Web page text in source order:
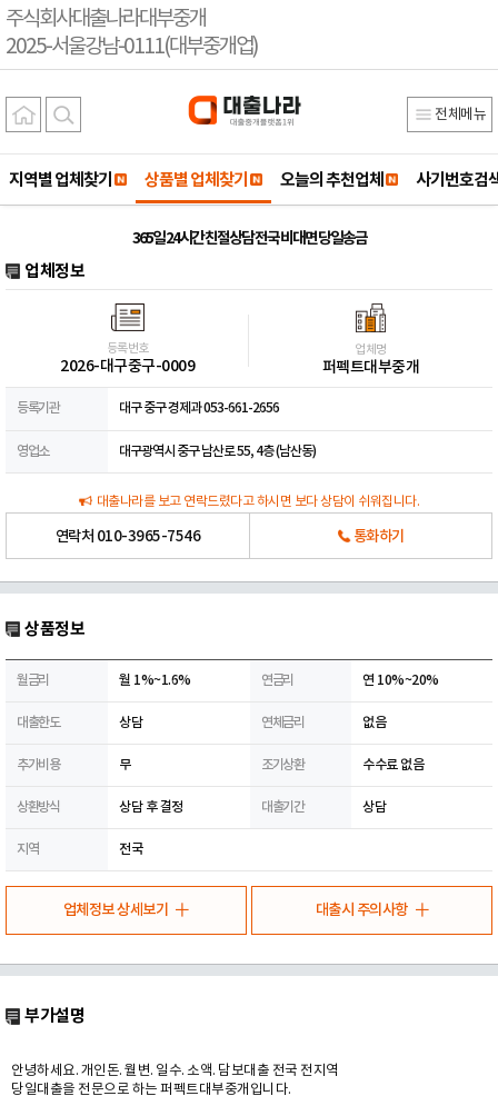
주식회사대출나라대부중개
2025-서울강남-0111(대부중개업)
전체메뉴
지역별 업체찾기 상품별 업체찾기 오늘의 추천업체 사기번호검
365일 24시간 친절상담 전국 비대면 당일송금
업체정보
등록번호
2026-대구중구-0009
업체명
퍼펙트대부중개
등록기관 대구 중구 경제과 053-661-2656
영업소 대구광역시 중구 남산로 55, 4층 (남산동)
대출나라를 보고 연락드렸다고 하시면 보다 상담이 쉬워집니다.
연락처 010-3965-7546 통화하기
상품정보
월금리 월 1%~1.6% 연금리 연 10%~20%
대출한도 상담 연체금리 없음
추가비용 무 조기상환 수수료 없음
상환방식 상담 후 결정 대출기간 상담
지역 전국
업체정보 상세보기 대출시 주의사항
부가설명
안녕하세요. 개인돈. 월변. 일수. 소액. 담보대출 전국 전지역
당일대출을 전문으로 하는 퍼펙트대부중개입니다.